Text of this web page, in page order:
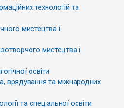
технологій та
мистецтва і
мистецтва і
освіти
врядування та міжнародних
та спеціальної освіти